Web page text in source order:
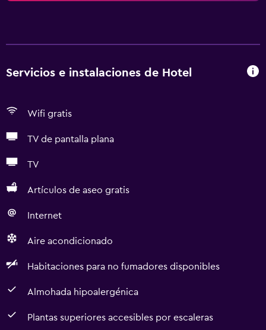
Servicios e instalaciones de Hotel
Wifi gratis
TV de pantalla plana
TV
Artículos de aseo gratis
Internet
Aire acondicionado
Habitaciones para no fumadores disponibles
Almohada hipoalergénica
Plantas superiores accesibles por escaleras